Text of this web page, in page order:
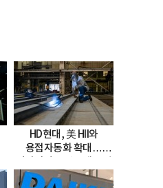
HD현대, 美 HII와
용접자동화 확대…
도입